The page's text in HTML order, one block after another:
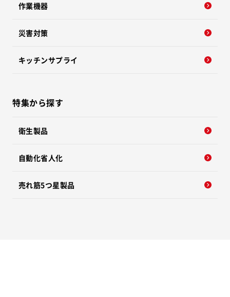
作業機器
災害対策
キッチンサプライ
特集から探す
衛生製品
自動化省人化
売れ筋5つ星製品